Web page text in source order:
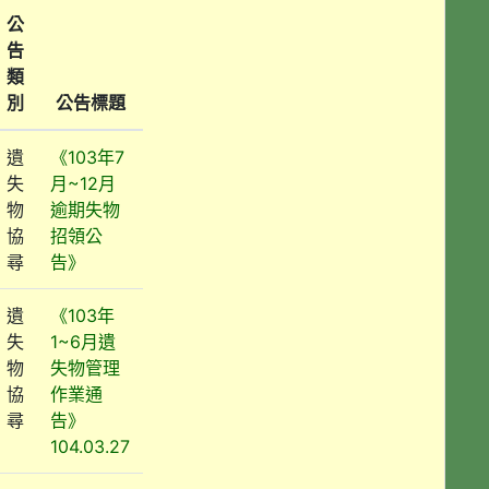
公
告
類
別
公告標題
遺
失
物
協
尋
《103年7
月~12月
逾期失物
招領公
告》
遺
失
物
協
尋
《103年
1~6月遺
失物管理
作業通
告》
104.03.27